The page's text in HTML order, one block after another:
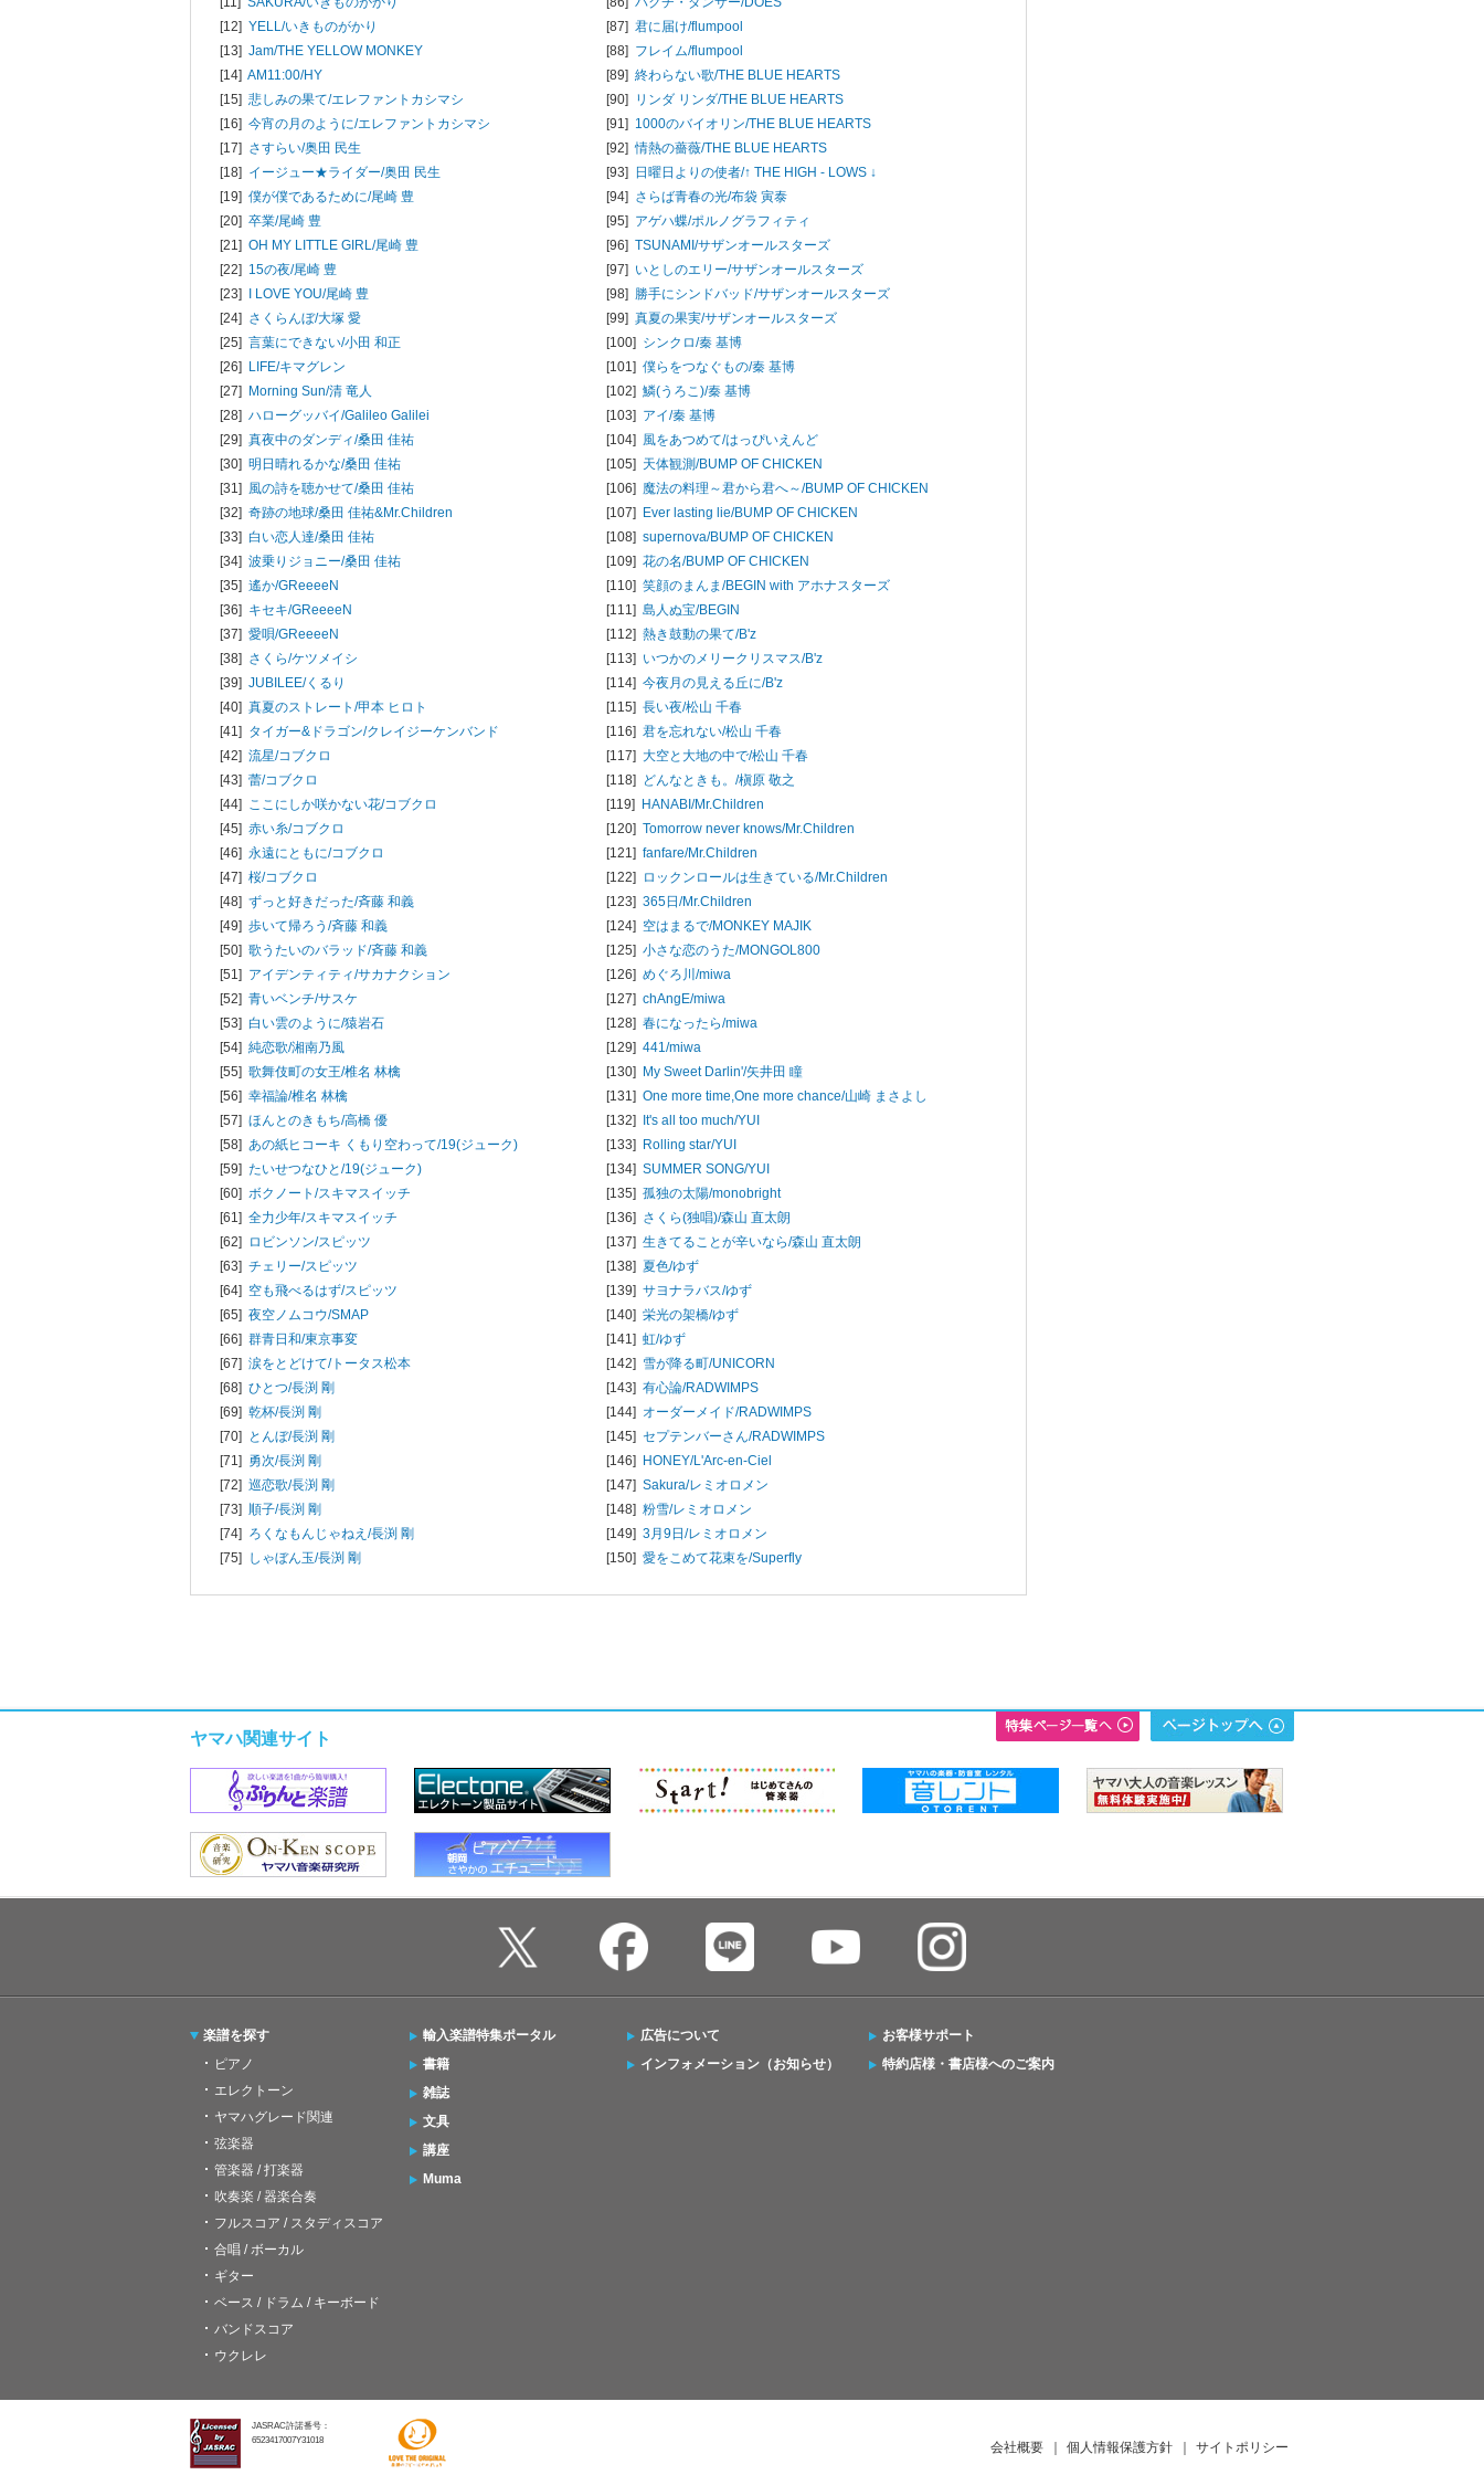
[12] YELL/いきものがかり
[13] Jam/THE YELLOW MONKEY
[14] AM11:00/HY
[15] 悲しみの果て/エレファントカシマシ
[16] 今宵の月のように/エレファントカシマシ
[17] さすらい/奥田 民生
[18] イージュー★ライダー/奥田 民生
[19] 僕が僕であるために/尾崎 豊
[20] 卒業/尾崎 豊
[21] OH MY LITTLE GIRL/尾崎 豊
[22] 15の夜/尾崎 豊
[23] I LOVE YOU/尾崎 豊
[24] さくらんぼ/大塚 愛
[25] 言葉にできない/小田 和正
[26] LIFE/キマグレン
[27] Morning Sun/清 竜人
[28] ハローグッバイ/Galileo Galilei
[29] 真夜中のダンディ/桑田 佳祐
[30] 明日晴れるかな/桑田 佳祐
[31] 風の詩を聴かせて/桑田 佳祐
[32] 奇跡の地球/桑田 佳祐&Mr.Children
[33] 白い恋人達/桑田 佳祐
[34] 波乗りジョニー/桑田 佳祐
[35] 遙か/GReeeeN
[36] キセキ/GReeeeN
[37] 愛唄/GReeeeN
[38] さくら/ケツメイシ
[39] JUBILEE/くるり
[40] 真夏のストレート/甲本 ヒロト
[41] タイガー&ドラゴン/クレイジーケンバンド
[42] 流星/コブクロ
[43] 蕾/コブクロ
[44] ここにしか咲かない花/コブクロ
[45] 赤い糸/コブクロ
[46] 永遠にともに/コブクロ
[47] 桜/コブクロ
[48] ずっと好きだった/斉藤 和義
[49] 歩いて帰ろう/斉藤 和義
[50] 歌うたいのバラッド/斉藤 和義
[51] アイデンティティ/サカナクション
[52] 青いベンチ/サスケ
[53] 白い雲のように/猿岩石
[54] 純恋歌/湘南乃風
[55] 歌舞伎町の女王/椎名 林檎
[56] 幸福論/椎名 林檎
[57] ほんとのきもち/高橋 優
[58] あの紙ヒコーキ くもり空わって/19(ジューク)
[59] たいせつなひと/19(ジューク)
[60] ボクノート/スキマスイッチ
[61] 全力少年/スキマスイッチ
[62] ロビンソン/スピッツ
[63] チェリー/スピッツ
[64] 空も飛べるはず/スピッツ
[65] 夜空ノムコウ/SMAP
[66] 群青日和/東京事変
[67] 涙をとどけて/トータス松本
[68] ひとつ/長渕 剛
[69] 乾杯/長渕 剛
[70] とんぼ/長渕 剛
[71] 勇次/長渕 剛
[72] 巡恋歌/長渕 剛
[73] 順子/長渕 剛
[74] ろくなもんじゃねえ/長渕 剛
[75] しゃぼん玉/長渕 剛
[87] 君に届け/flumpool
[88] フレイム/flumpool
[89] 終わらない歌/THE BLUE HEARTS
[90] リンダ リンダ/THE BLUE HEARTS
[91] 1000のバイオリン/THE BLUE HEARTS
[92]情熱の薔薇/THE BLUE HEARTS
[93] 日曜日よりの使者/↑ THE HIGH - LOWS ↓
[94] さらば青春の光/布袋 寅泰
[95] アゲハ蝶/ポルノグラフィティ
[96] TSUNAMI/サザンオールスターズ
[97] いとしのエリー/サザンオールスターズ
[98] 勝手にシンドバッド/サザンオールスターズ
[99] 真夏の果実/サザンオールスターズ
[100] シンクロ/秦 基博
[101] 僕らをつなぐもの/秦 基博
[102] 鱗(うろこ)/秦 基博
[103] アイ/秦 基博
[104] 風をあつめて/はっぴいえんど
[105] 天体観測/BUMP OF CHICKEN
[106] 魔法の料理～君から君へ～/BUMP OF CHICKEN
[107] Ever lasting lie/BUMP OF CHICKEN
[108] supernova/BUMP OF CHICKEN
[109] 花の名/BUMP OF CHICKEN
[110] 笑顔のまんま/BEGIN with アホナスターズ
[111] 島人ぬ宝/BEGIN
[112] 熱き鼓動の果て/B'z
[113] いつかのメリークリスマス/B'z
[114] 今夜月の見える丘に/B'z
[115] 長い夜/松山 千春
[116] 君を忘れない/松山 千春
[117] 大空と大地の中で/松山 千春
[118] どんなときも。/槇原 敬之
[119] HANABI/Mr.Children
[120] Tomorrow never knows/Mr.Children
[121] fanfare/Mr.Children
[122] ロックンロールは生きている/Mr.Children
[123] 365日/Mr.Children
[124] 空はまるで/MONKEY MAJIK
[125] 小さな恋のうた/MONGOL800
[126] めぐろ川/miwa
[127] chAngE/miwa
[128] 春になったら/miwa
[129] 441/miwa
[130] My Sweet Darlin'/矢井田 瞳
[131] One more time,One more chance/山崎 まさよし
[132] It's all too much/YUI
[133] Rolling star/YUI
[134] SUMMER SONG/YUI
[135] 孤独の太陽/monobright
[136] さくら(独唱)/森山 直太朗
[137] 生きてることが辛いなら/森山 直太朗
[138] 夏色/ゆず
[139] サヨナラバス/ゆず
[140] 栄光の架橋/ゆず
[141] 虹/ゆず
[142] 雪が降る町/UNICORN
[143] 有心論/RADWIMPS
[144] オーダーメイド/RADWIMPS
[145] セプテンバーさん/RADWIMPS
[146] HONEY/L'Arc-en-Ciel
[147] Sakura/レミオロメン
[148] 粉雪/レミオロメン
[149] 3月9日/レミオロメン
[150] 愛をこめて花束を/Superfly
ヤマハ関連サイト
楽譜を探す
ピアノ
エレクトーン
ヤマハグレード関連
弦楽器
管楽器 / 打楽器
吹奏楽 / 器楽合奏
フルスコア / スタディスコア
合唱 / ボーカル
ギター
ベース / ドラム / キーボード
バンドスコア
ウクレレ
輸入楽譜特集ポータル
書籍
雑誌
文具
講座
Muma
広告について
インフォメーション（お知らせ）
お客様サポート
特約店様・書店様へのご案内
JASRAC許諾番号：
6523417007Y31018
会社概要 ｜ 個人情報保護方針 ｜ サイトポリシー